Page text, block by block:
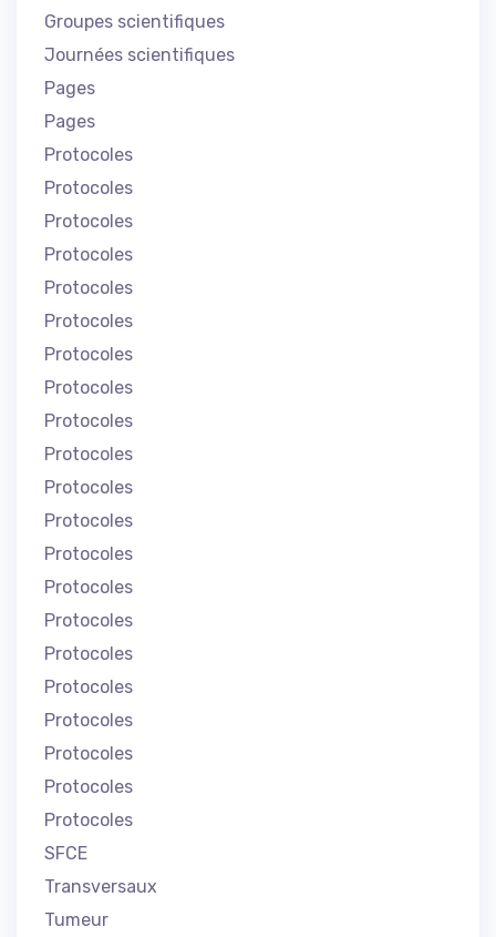
Groupes scientifiques
Journées scientifiques
Pages
Pages
Protocoles
Protocoles
Protocoles
Protocoles
Protocoles
Protocoles
Protocoles
Protocoles
Protocoles
Protocoles
Protocoles
Protocoles
Protocoles
Protocoles
Protocoles
Protocoles
Protocoles
Protocoles
Protocoles
Protocoles
Protocoles
SFCE
Transversaux
Tumeur